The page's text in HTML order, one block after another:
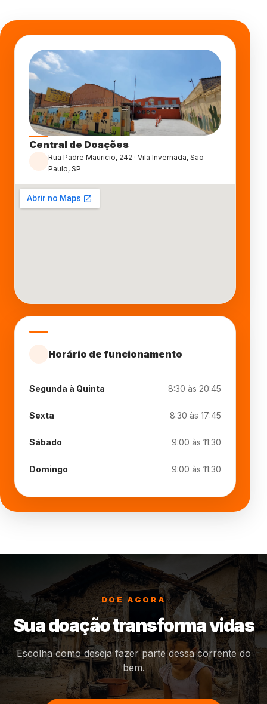
Central de Doações
Rua Padre Mauricio, 242 · Vila Invernada, São
Paulo, SP
Horário de funcionamento
Segunda à Quinta 8:30 às 20:45
Sexta 8:30 às 17:45
Sábado 9:00 às 11:30
Domingo 9:00 às 11:30
DOE AGORA
Sua doação transforma vidas
Escolha como deseja fazer parte dessa corrente do
bem.